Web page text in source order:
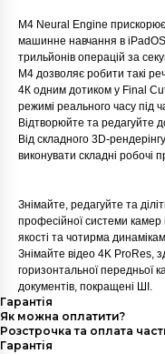
M4 Neural Engine
машинне навчання в
трильйонів операцій за
М4 дозволяє робити такі
4К одним дотиком у Final
режимі реального часу під
Відтворюйте та редагуйте
Від складного 3D-
виконувати складні робочі
Знімайте, редагуйте та
професійної системи камер
якості та чотирма
Знімайте відео 4K ProRes,
горизонтальної передньої
документів, покращені ШІ.
Гарантія
Як можна оплатити?
Розстрочка та оплата
Гарантія